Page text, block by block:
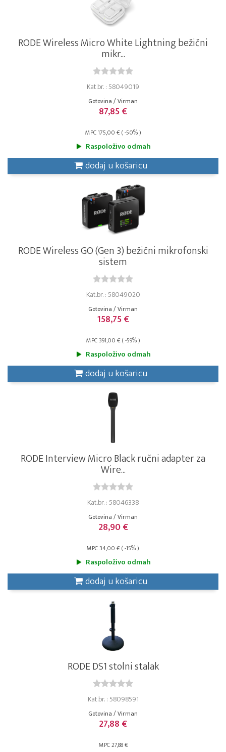
RODE Wireless Micro White Lightning bežični
mikr...
Kat.br. : 58049019
Gotovina / Virman
87,85 €
MPC 175,00 € ( -50% )
Raspoloživo odmah
dodaj u košaricu
RODE Wireless GO (Gen 3) bežični mikrofonski
sistem
Kat.br. : 58049020
Gotovina / Virman
158,75 €
MPC 391,00 € ( -59% )
Raspoloživo odmah
dodaj u košaricu
RODE Interview Micro Black ručni adapter za
Wire...
Kat.br. : 58046338
Gotovina / Virman
28,90 €
MPC 34,00 € ( -15% )
Raspoloživo odmah
dodaj u košaricu
RODE DS1 stolni stalak
Kat.br. : 58098591
Gotovina / Virman
27,88 €
MPC 27,88 €